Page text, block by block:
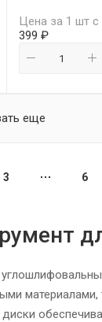
Цена за 1 шт
399 ₽
еще
3 6
материалами,